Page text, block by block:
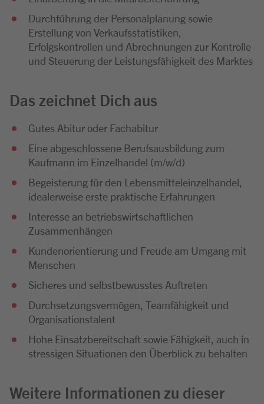
Durchführung der Personalplanung sowie
Erstellung von Verkaufsstatistiken,
Erfolgskontrollen und Abrechnungen zur Kontrolle
und Steuerung der Leistungsfähigkeit des Marktes
Das zeichnet Dich aus
Gutes Abitur oder Fachabitur
Eine abgeschlossene Berufsausbildung zum
Kaufmann im Einzelhandel (m/w/d)
Begeisterung für den Lebensmitteleinzelhandel,
idealerweise erste praktische Erfahrungen
Interesse an betriebswirtschaftlichen
Zusammenhängen
Kundenorientierung und Freude am Umgang mit
Menschen
Sicheres und selbstbewusstes Auftreten
Durchsetzungsvermögen, Teamfähigkeit und
Organisationstalent
Hohe Einsatzbereitschaft sowie Fähigkeit, auch in
stressigen Situationen den Überblick zu behalten
Weitere Informationen zu dieser